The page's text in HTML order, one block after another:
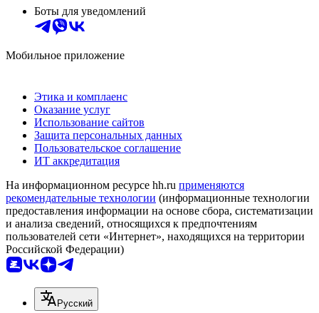
Боты для уведомлений
Мобильное приложение
Этика и комплаенс
Оказание услуг
Использование сайтов
Защита персональных данных
Пользовательское соглашение
ИТ аккредитация
На информационном ресурсе hh.ru применяются
рекомендательные технологии (информационные технологии
предоставления информации на основе сбора, систематизации
и анализа сведений, относящихся к предпочтениям
пользователей сети «Интернет», находящихся на территории
Российской Федерации)
Русский